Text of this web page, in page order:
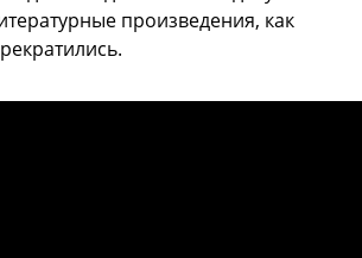
произведения, как